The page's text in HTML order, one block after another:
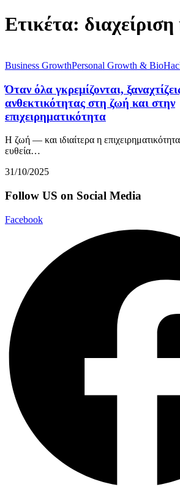
Ετικέτα:
Business GrowthPersonal Growth &
Όταν όλα γκρεμίζονται,
ανθεκτικότητας στη ζωή και στην
επιχειρηματικότητα
Η ζωή — και ιδιαίτερα η
ευθεία…
31/10/2025
Follow US on Social Media
Facebook